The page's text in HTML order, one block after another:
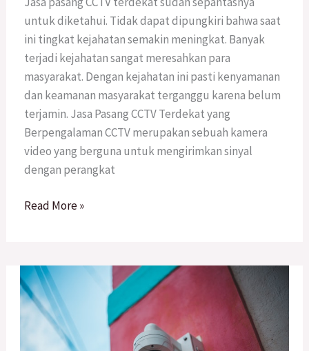
untuk diketahui. Tidak dapat dipungkiri bahwa saat
ini tingkat kejahatan semakin meningkat. Banyak
terjadi kejahatan sangat meresahkan para
masyarakat. Dengan kejahatan ini pasti kenyamanan
dan keamanan masyarakat terganggu karena belum
terjamin. Jasa Pasang CCTV Terdekat yang
Berpengalaman CCTV merupakan sebuah kamera
video yang berguna untuk mengirimkan sinyal
dengan perangkat
Read More »